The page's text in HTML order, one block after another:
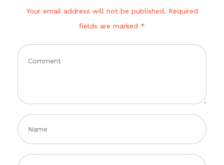
Your email address will not be published. Required
fields are marked *